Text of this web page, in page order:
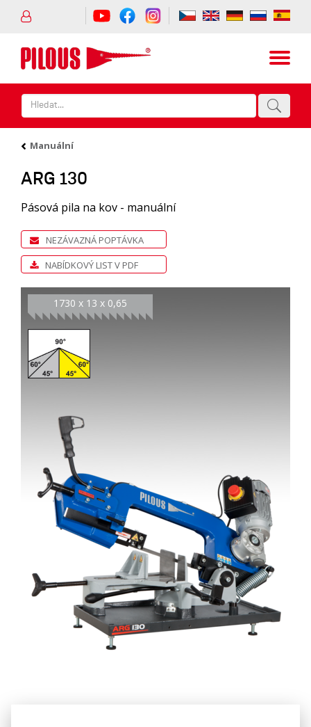
Manuální
ARG 130
Pásová pila na kov - manuální
NEZÁVAZNÁ POPTÁVKA
NABÍDKOVÝ LIST V PDF
1730 x 13 x 0,65